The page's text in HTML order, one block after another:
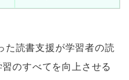
た読書支援が学習者の読
のすべてを向上させる